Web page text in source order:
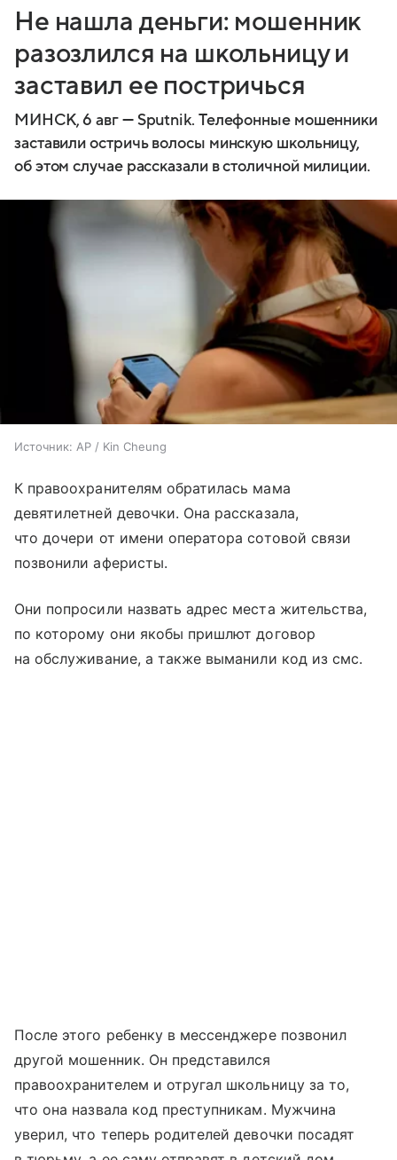
Не нашла деньги: мошенник
разозлился на школьницу и
заставил ее постричься
МИНСК, 6 авг — Sputnik. Телефонные мошенники
заставили остричь волосы минскую школьницу,
об этом случае рассказали в столичной милиции.
Источник: AP / Kin Cheung
К правоохранителям обратилась мама
девятилетней девочки. Она рассказала,
что дочери от имени оператора сотовой связи
позвонили аферисты.
Они попросили назвать адрес места жительства,
по которому они якобы пришлют договор
на обслуживание, а также выманили код из смс.
После этого ребенку в мессенджере позвонил
другой мошенник. Он представился
правоохранителем и отругал школьницу за то,
что она назвала код преступникам. Мужчина
уверил, что теперь родителей девочки посадят